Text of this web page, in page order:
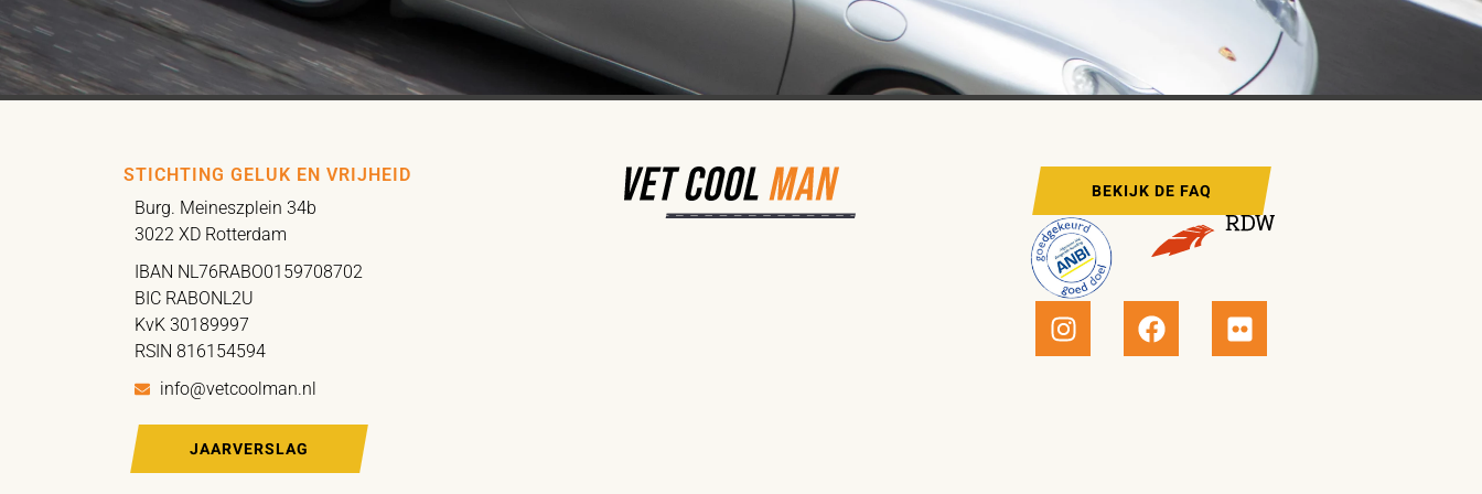
STICHTING GELUK EN VRIJHEID
Burg. Meineszplein 34b
3022 XD Rotterdam
IBAN NL76RABO0159708702
BIC RABONL2U
KvK 30189997
RSIN 816154594
info@vetcoolman.nl
JAARVERSLAG
BEKIJK DE FAQ